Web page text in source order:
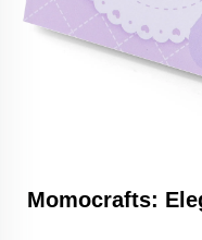
Momocrafts: